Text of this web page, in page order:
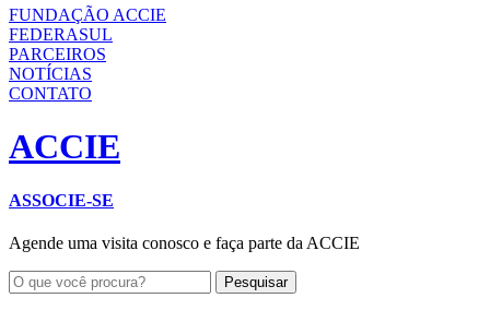
FUNDAÇÃO ACCIE
FEDERASUL
PARCEIROS
NOTÍCIAS
CONTATO
ACCIE
ASSOCIE-SE
Agende uma visita conosco e faça parte da ACCIE